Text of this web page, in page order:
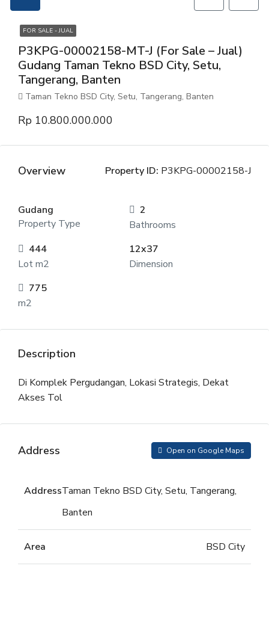
FOR SALE - JUAL
P3KPG-00002158-MT-J (For Sale – Jual)
Gudang Taman Tekno BSD City, Setu,
Tangerang, Banten
Taman Tekno BSD City, Setu, Tangerang, Banten
Rp 10.800.000.000
Overview Property ID: P3KPG-00002158-J
Gudang
Property Type
2
Bathrooms
444
Lot m2
12x37
Dimension
775
m2
Description
Di Komplek Pergudangan, Lokasi Strategis, Dekat
Akses Tol
Address Open on Google Maps
AddressTaman Tekno BSD City, Setu, Tangerang,
Banten
Area BSD City